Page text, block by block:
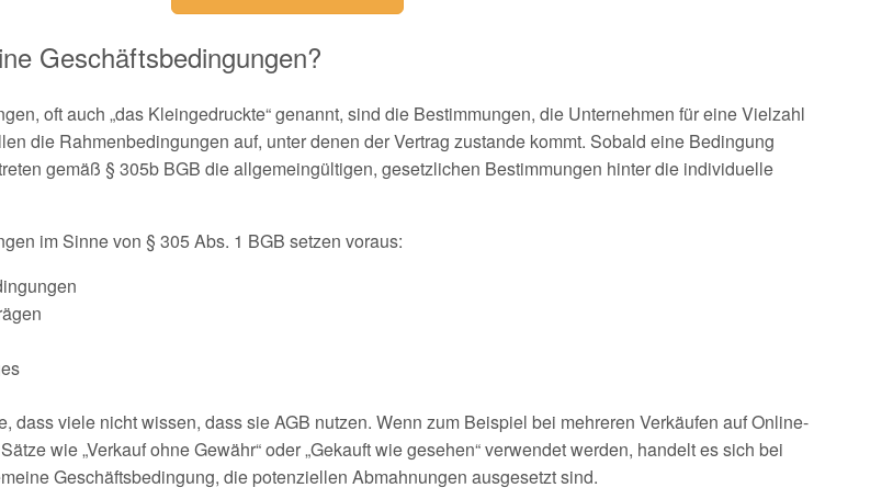
Geschäftsbedingungen?
oft auch „das Kleingedruckte“ genannt, sind die Bestimmungen, die Unternehmen für eine Vielzahl
die Rahmenbedingungen auf, unter denen der Vertrag zustande kommt. Sobald eine Bedingung
gemäß § 305b BGB die allgemeingültigen, gesetzlichen Bestimmungen hinter die individuelle
im Sinne von § 305 Abs. 1 BGB setzen voraus:
dass viele nicht wissen, dass sie AGB nutzen. Wenn zum Beispiel bei mehreren Verkäufen auf Online-
wie „Verkauf ohne Gewähr“ oder „Gekauft wie gesehen“ verwendet werden, handelt es sich bei
Geschäftsbedingung, die potenziellen Abmahnungen ausgesetzt sind.